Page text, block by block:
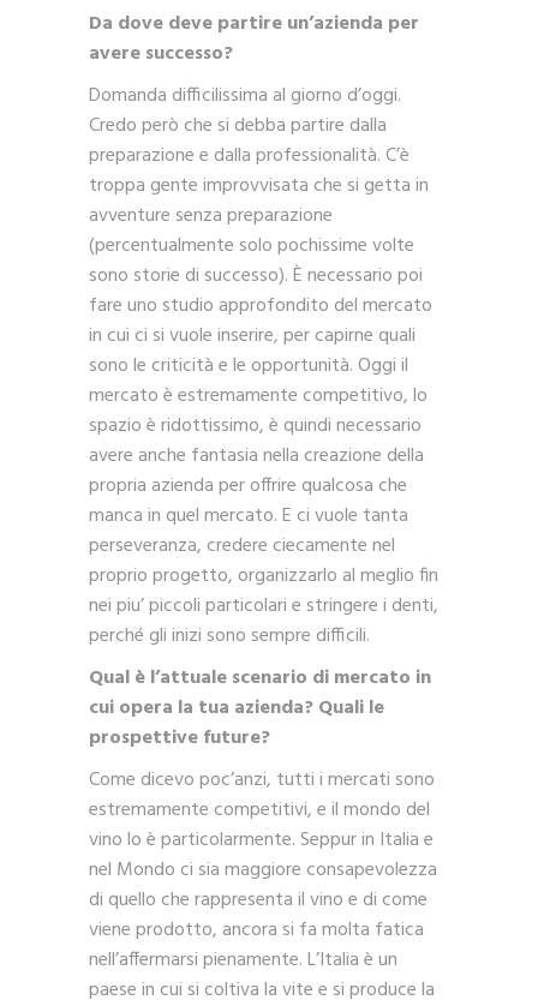
Da dove deve partire un’azienda per
avere successo?
Domanda difficilissima al giorno d’oggi.
Credo però che si debba partire dalla
preparazione e dalla professionalità. C’è
troppa gente improvvisata che si getta in
avventure senza preparazione
(percentualmente solo pochissime volte
sono storie di successo). È necessario poi
fare uno studio approfondito del mercato
in cui ci si vuole inserire, per capirne quali
sono le criticità e le opportunità. Oggi il
mercato è estremamente competitivo, lo
spazio è ridottissimo, è quindi necessario
avere anche fantasia nella creazione della
propria azienda per offrire qualcosa che
manca in quel mercato. E ci vuole tanta
perseveranza, credere ciecamente nel
proprio progetto, organizzarlo al meglio fin
nei piu’ piccoli particolari e stringere i denti,
perché gli inizi sono sempre difficili.
Qual è l’attuale scenario di mercato in
cui opera la tua azienda? Quali le
prospettive future?
Come dicevo poc’anzi, tutti i mercati sono
estremamente competitivi, e il mondo del
vino lo è particolarmente. Seppur in Italia e
nel Mondo ci sia maggiore consapevolezza
di quello che rappresenta il vino e di come
viene prodotto, ancora si fa molta fatica
nell’affermarsi pienamente. L’Italia è un
paese in cui si coltiva la vite e si produce la